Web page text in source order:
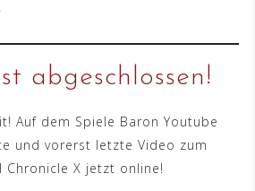
abgeschlossen!
Auf dem Spiele Baron Youtube
und vorerst letzte Video zum
X jetzt online!